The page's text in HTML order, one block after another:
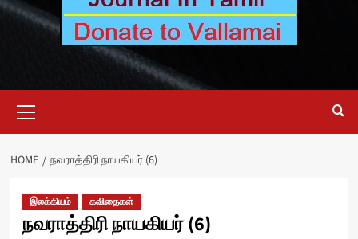
Menu
HOME நவராத்திரி நாயகியர் (6)
இலக்கியம் கவிதைகள்
நவராத்திரி நாயகியர் (6)